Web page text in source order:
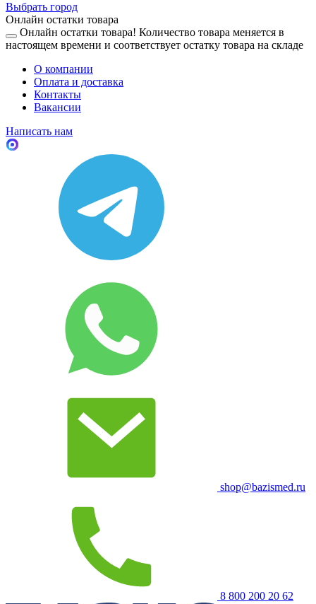
Выбрать город
Онлайн остатки товара
Онлайн остатки товара! Количество товара меняется в
настоящем времени и соответствует остатку товара на складе
О компании
Оплата и доставка
Контакты
Вакансии
Написать нам
shop@bazismed.ru
8 800 200 20 62